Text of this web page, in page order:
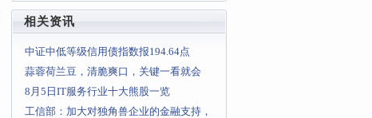
件事，容易“漏掉”阳气
相关资讯
中证中低等级信用债指数报194.64点
蒜蓉荷兰豆，清脆爽口，关键一看就会
8月5日IT服务行业十大熊股一览
工信部：加大对独角兽企业的金融支持，